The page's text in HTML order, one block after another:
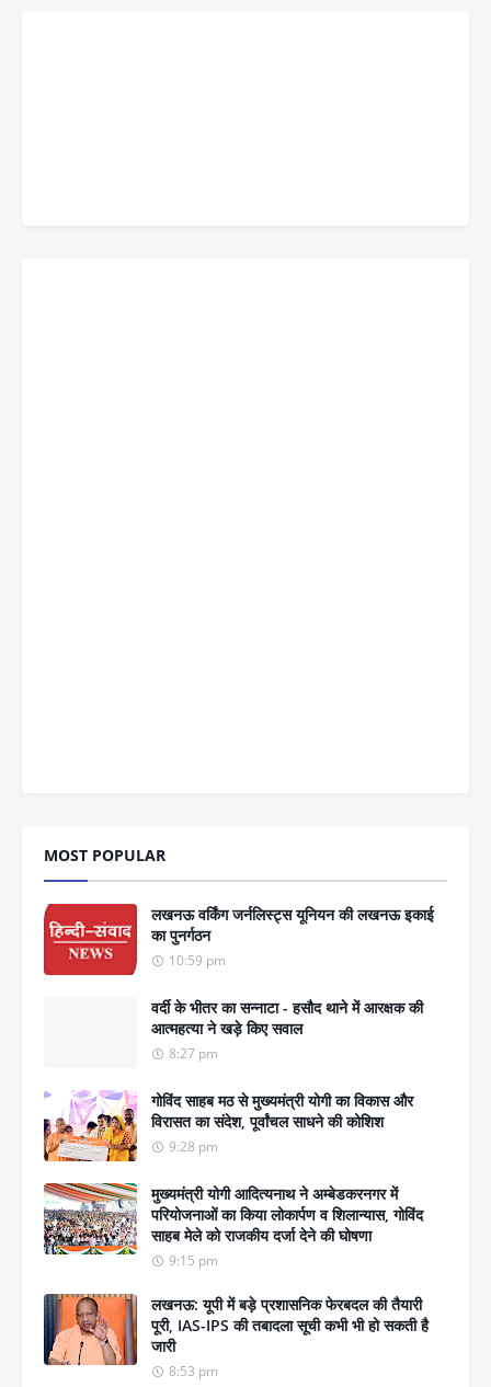
MOST POPULAR
लखनऊ वर्किंग जर्नलिस्ट्स यूनियन की लखनऊ इकाई
का पुनर्गठन
10:59 pm
वर्दी के भीतर का सन्नाटा - हसौद थाने में आरक्षक की
आत्महत्या ने खड़े किए सवाल
8:27 pm
गोविंद साहब मठ से मुख्यमंत्री योगी का विकास और
विरासत का संदेश, पूर्वांचल साधने की कोशिश
9:28 pm
मुख्यमंत्री योगी आदित्यनाथ ने अम्बेडकरनगर में
परियोजनाओं का किया लोकार्पण व शिलान्यास, गोविंद
साहब मेले को राजकीय दर्जा देने की घोषणा
9:15 pm
लखनऊ: यूपी में बड़े प्रशासनिक फेरबदल की तैयारी
पूरी, IAS-IPS की तबादला सूची कभी भी हो सकती है
जारी
8:53 pm